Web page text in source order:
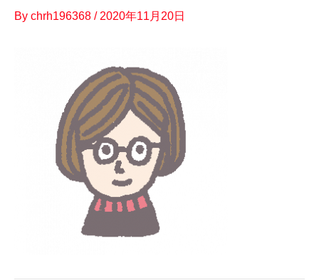
By chrh196368 / 2020年11月20日